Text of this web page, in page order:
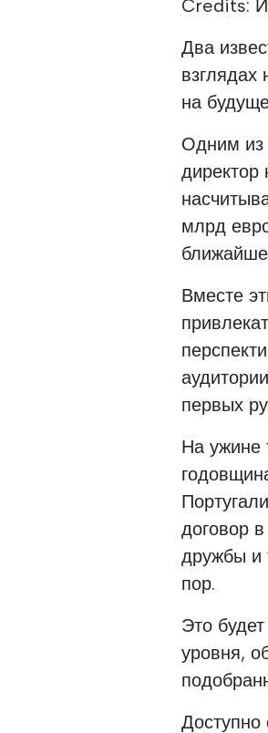
Credits:
Два
взглядах
на
Одним из
млрд
Вместе
первых
На ужине
договор
дружбы и
пор.
Это
уровня,
Доступно